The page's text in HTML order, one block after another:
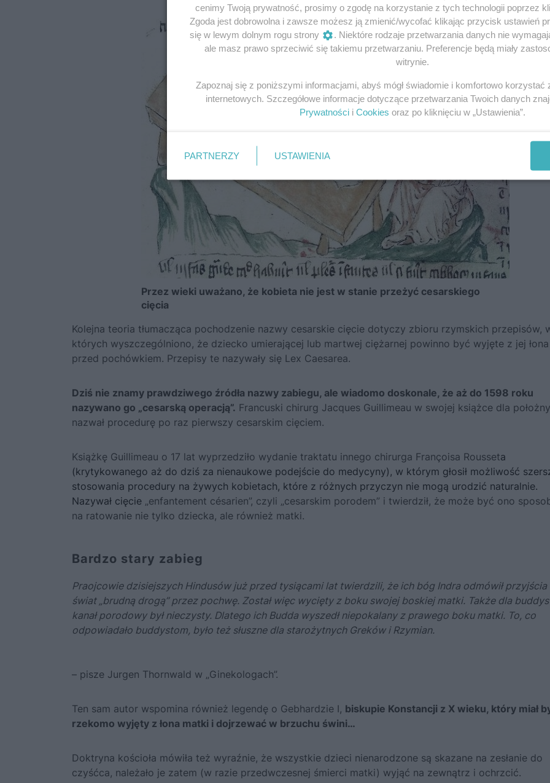
Przez wieki uważano, że kobieta nie jest w stanie przeżyć cesarskiego
cięcia
Kolejna teoria tłumacząca pochodzenie nazwy cesarskie cięcie dotyczy zbioru rzymskich przepisów,
których wyszczególniono, że dziecko umierającej lub martwej ciężarnej powinno być wyjęte z jej łona
przed pochówkiem. Przepisy te nazywały się Lex Caesarea.
Dziś nie znamy prawdziwego źródła nazwy zabiegu, ale wiadomo doskonale, że aż do 1598 roku
nazywano go „cesarską operacją”. Francuski chirurg Jacques Guillimeau w swojej książce dla
nazwał procedurę po raz pierwszy cesarskim cięciem.
Książkę Guillimeau o 17 lat wyprzedziło wydanie traktatu innego chirurga Françoisa Rousseta
(krytykowanego aż do dziś za nienaukowe podejście do medycyny), w którym głosił możliwość
stosowania procedury na żywych kobietach, które z różnych przyczyn nie mogą urodzić naturalnie.
Nazywał cięcie „enfantement césarien”, czyli „cesarskim porodem” i twierdził, że może być ono
na ratowanie nie tylko dziecka, ale również matki.
Bardzo stary zabieg
Praojcowie dzisiejszych Hindusów już przed tysiącami lat twierdzili, że ich bóg Indra odmówił przyjścia
świat „brudną drogą” przez pochwę. Został więc wycięty z boku swojej boskiej matki. Także dla
kanał porodowy był nieczysty. Dlatego ich Budda wyszedł niepokalany z prawego boku matki. To, co
odpowiadało buddystom, było też słuszne dla starożytnych Greków i Rzymian.
– pisze Jurgen Thornwald w „Ginekologach”.
Ten sam autor wspomina również legendę o Gebhardzie I, biskupie Konstancji z X wieku, który miał
rzekomo wyjęty z łona matki i dojrzewać w brzuchu świni…
Doktryna kościoła mówiła też wyraźnie, że wszystkie dzieci nienarodzone są skazane na zesłanie do
czyśćca, należało je zatem (w razie przedwczesnej śmierci matki) wyjąć na zewnątrz i ochrzcić.
cenimy Twoją prywatność, prosimy o zgodę na korzystanie z tych technologii poprzez
Zgoda jest dobrowolna i zawsze możesz ją zmienić/wycofać klikając przycisk ustawień
się w lewym dolnym rogu strony
. Niektóre rodzaje przetwarzania danych nie
ale masz prawo sprzeciwić się takiemu przetwarzaniu. Preferencje będą miały
witrynie.
Zapoznaj się z poniższymi informacjami, abyś mógł świadomie i komfortowo
internetowych. Szczegółowe informacje dotyczące przetwarzania Twoich danych
Prywatności i Cookies oraz po kliknięciu w „Ustawienia”.
PARTNERZY USTAWIENIA